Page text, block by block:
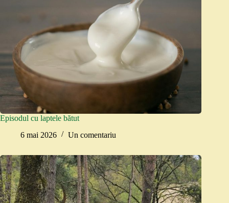
Episodul cu laptele bătut
6 mai 2026
Un comentariu